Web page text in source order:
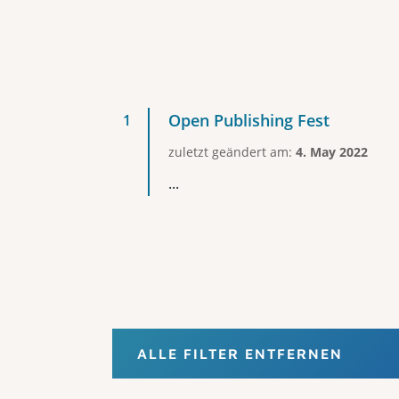
Open Publishing Fest
zuletzt geändert am: 4. May 2022
...
ALLE FILTER ENTFERNEN